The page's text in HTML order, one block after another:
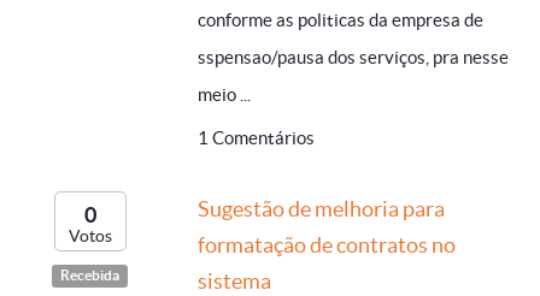
conforme as politicas da empresa de
sspensao/pausa dos serviços, pra nesse
meio ...
1 Comentários
0
Votos
Recebida
Sugestão de melhoria para
formatação de contratos no
sistema